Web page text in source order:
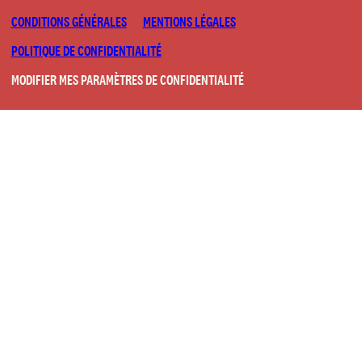
CONDITIONS GÉNÉRALES
MENTIONS LÉGALES
POLITIQUE DE CONFIDENTIALITÉ
MODIFIER MES PARAMÈTRES DE CONFIDENTIALITÉ